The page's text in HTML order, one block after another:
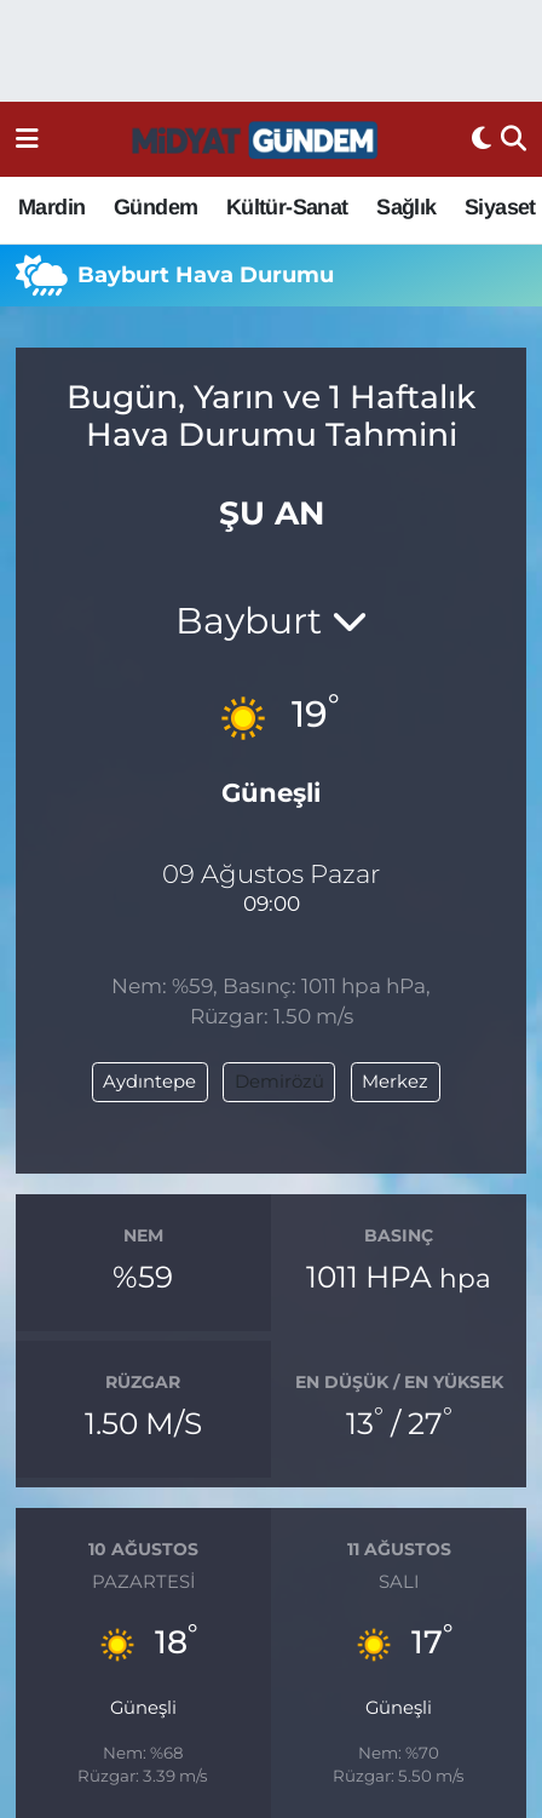
Mardin Gündem Kültür-Sanat Sağlık Siyaset
Bayburt Hava Durumu
Bugün, Yarın ve 1 Haftalık
Hava Durumu Tahmini
ŞU AN
Bayburt
19°
Güneşli
09 Ağustos Pazar
09:00
Nem: %59, Basınç: 1011 hpa hPa,
Rüzgar: 1.50 m/s
Aydıntepe Demirözü Merkez
NEM
%59
BASINÇ
1011 HPA hpa
RÜZGAR
1.50 M/S
EN DÜŞÜK / EN YÜKSEK
13° / 27°
10 AĞUSTOS
PAZARTESI
18°
Güneşli
Nem: %68
Rüzgar: 3.39 m/s
11 AĞUSTOS
SALI
17°
Güneşli
Nem: %70
Rüzgar: 5.50 m/s